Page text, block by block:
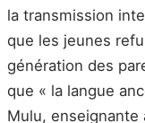
la transmission
que les jeunes
génération des
que « la langue
Mulu, enseignante